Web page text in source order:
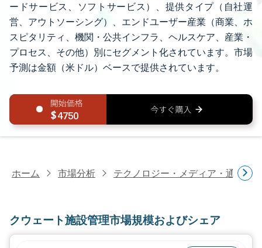
ードサービス、ソフトサービス）、提供タイプ（自社運
営、アウトソーシング）、エンドユーザー産業（商業、ホ
スピタリティ、機関・公共インフラ、ヘルスケア、産業・
プロセス、その他）別にセグメント化されています。市場
予測は金額（米ドル）ベースで提供されています。
4750
ホーム 市場分析 テクノロジー・メディア・通信研
クウェート施設管理市場規模およびシェア